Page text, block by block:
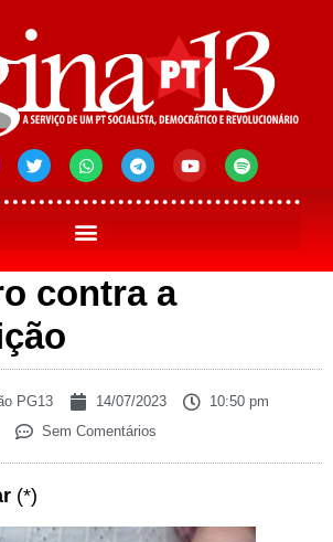
contra a
PG13 14/07/2023
10:50 pm
Sem Comentários
(*)